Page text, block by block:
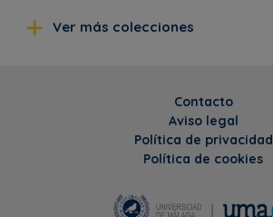
Ver más colecciones
Contacto
Aviso legal
Política de privacidad
Política de cookies